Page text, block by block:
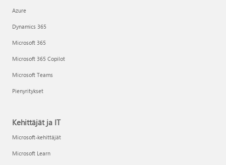
Azure
Dynamics 365
Microsoft 365
Microsoft 365 Copilot
Microsoft Teams
Pienyritykset
Kehittäjät ja IT
Microsoft-kehittäjät
Microsoft Learn